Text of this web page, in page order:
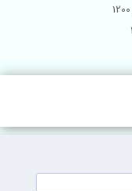
فروشگاه اینترنتی فرش 1200